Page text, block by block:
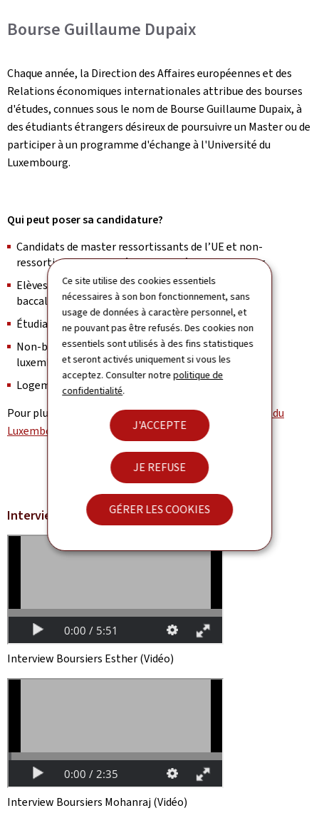
Ce site utilise des cookies essentiels
nécessaires à son bon fonctionnement, sans
usage de données à caractère personnel, et
ne pouvant pas être refusés. Des cookies non
essentiels sont utilisés à des fins statistiques
et seront activés uniquement si vous les
acceptez. Consulter notrepolitique de
confidentialité.
J'ACCEPTE
JE REFUSE
GÉRER LES COOKIES
Bourse Guillaume Dupaix
Chaque année, la Direction des Affaires européennes et des
Relations économiques internationales attribue des bourses
d'études, connues sous le nom de Bourse Guillaume Dupaix, à
des étudiants étrangers désireux de poursuivre un Master ou de
participer à un programme d'échange à l'Université du
Luxembourg.
Qui peut poser sa candidature?
Candidats de master ressortissants de l’UE et non-
ressortissants de l’UE à l’Université du Luxembourg
Elèves hautement performants dans les études de
baccalauréat
Étudiants à temps plein
Non-bénéficiaires du soutien financier de l’État
luxembourgeois à l’enseignement supérieur
Logement garanti
Pour plus d'informations, visitez le site de l'
Université du
Luxembourg
Interview Boursiers Guillaume Dupaix
Interview Boursiers Esther (Vidéo)
Interview Boursiers Mohanraj (Vidéo)